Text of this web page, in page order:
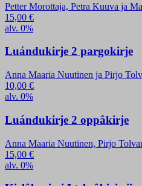
Petter Morottaja, Petra Kuuva ja
15,00 €
alv. 0%
Luándukirje 2 pargokirje
Anna Maaria Nuutinen ja Pirjo
10,00 €
alv. 0%
Luándukirje 2 oppâkirje
Anna Maaria Nuutinen, Pirjo
15,00 €
alv. 0%